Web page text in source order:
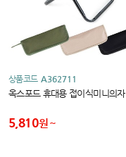
상품코드 A362711
옥스포드 휴대용 접이식미니의자
5,810원